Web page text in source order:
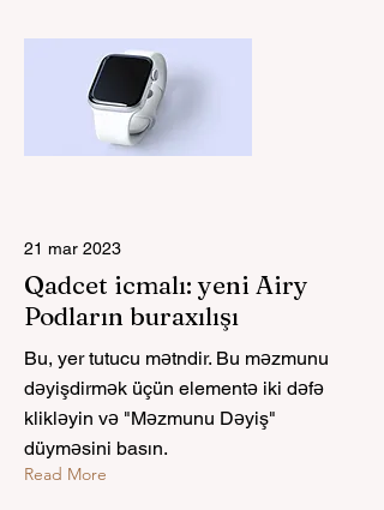
21 mar 2023
Qadcet icmalı: yeni Airy
Podların buraxılışı
Bu, yer tutucu mətndir. Bu məzmunu
dəyişdirmək üçün elementə iki dəfə
klikləyin və "Məzmunu Dəyiş"
düyməsini basın.
Read More